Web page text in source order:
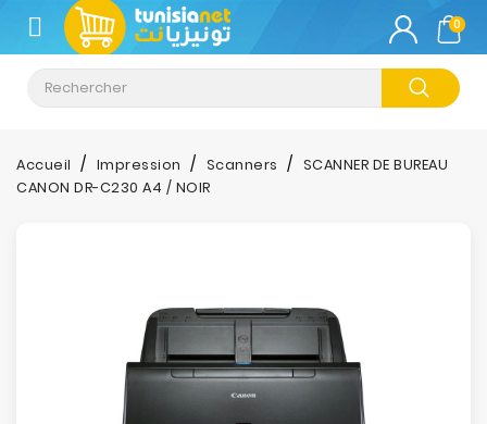
CATÉGORIE
Climatisation
Informatique
0
Accueil Impression Scanners
SCANNER DE BUREAU
CANON DR-C230 A4 / NOIR